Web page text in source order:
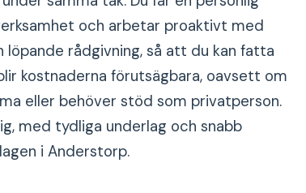
och arbetar proaktivt med
rådgivning, så att du kan fatta
kostnaderna förutsägbara, oavsett om
eller behöver stöd som privatperson.
med tydliga underlag och snabb
i Anderstorp.